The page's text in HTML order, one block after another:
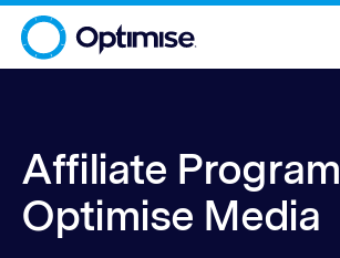
Affiliate Program |
Optimise Media